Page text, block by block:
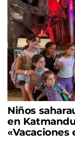
Niños
en
«Vacaciones